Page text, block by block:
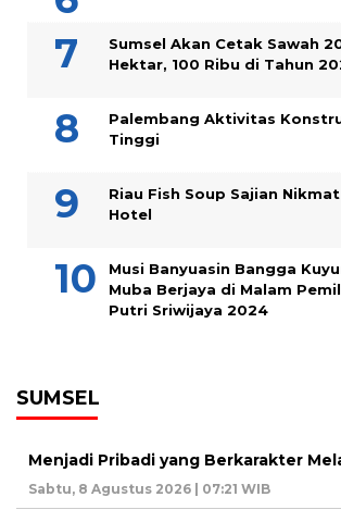
Sumsel Akan Cetak Sawah
Hektar, 100 Ribu di Tahun
Palembang Aktivitas
Tinggi
Riau Fish Soup Sajian Nikmat
Hotel
Musi Banyuasin Bangga
Muba Berjaya di Malam
Putri Sriwijaya 2024
SUMSEL
Menjadi Pribadi yang Berkarakter
Sabtu, 8 Agustus 2026 | 07:21 WIB